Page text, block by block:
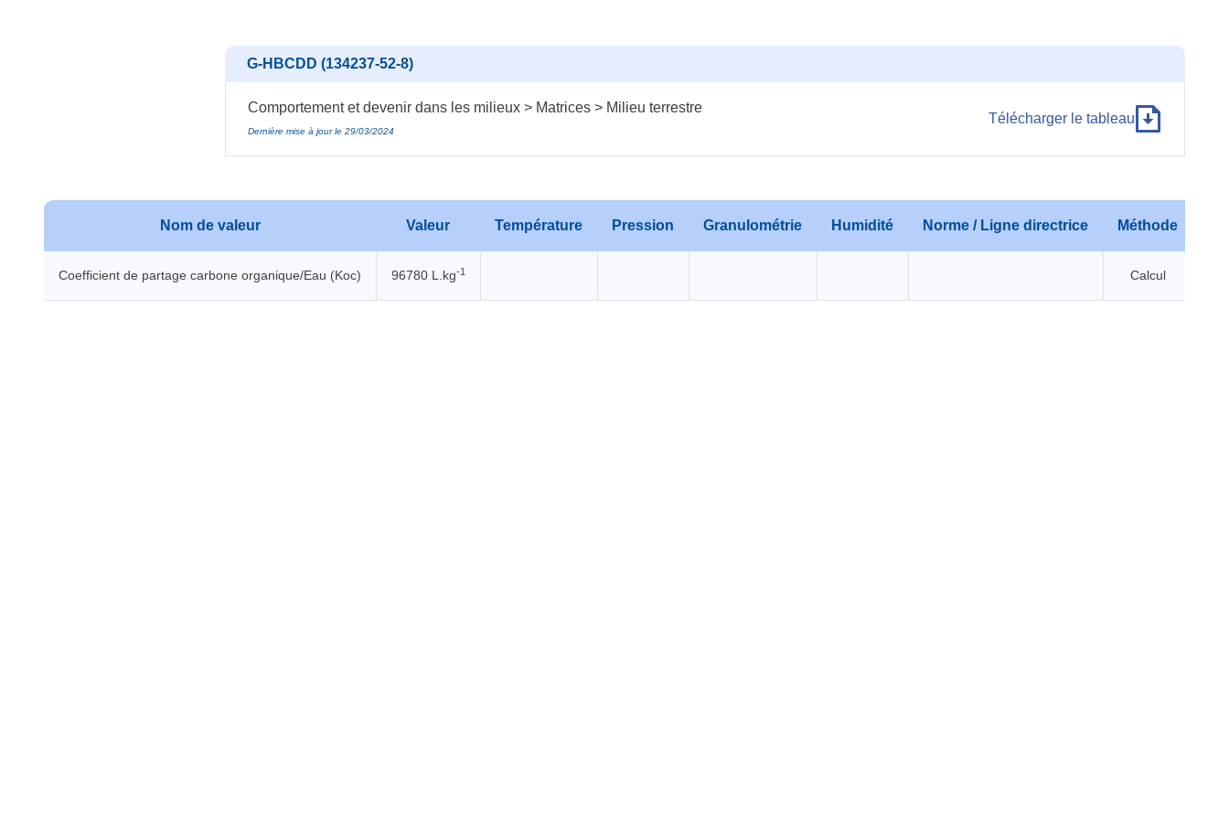
G-HBCDD (134237-52-8)
Comportement et devenir dans les milieux > Matrices > Milieu terrestre
Dernière mise à jour le 29/03/2024
Télécharger le tableau
Nom de valeur Valeur Température Pression Granulométrie Humidité Norme / Ligne directrice Méthode
Coefficient de partage carbone organique/Eau (Koc) 96780 L.kg-1 Calcul